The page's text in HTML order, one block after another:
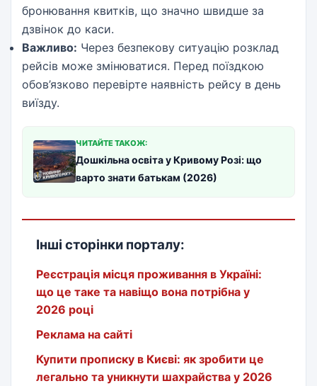
бронювання квитків, що значно швидше за
дзвінок до каси.
Важливо: Через безпекову ситуацію розклад
рейсів може змінюватися. Перед поїздкою
обов’язково перевірте наявність рейсу в день
виїзду.
ЧИТАЙТЕ ТАКОЖ:
Дошкільна освіта у Кривому Розі: що
варто знати батькам (2026)
Інші сторінки порталу:
Реєстрація місця проживання в Україні:
що це таке та навіщо вона потрібна у
2026 році
Реклама на сайті
Купити прописку в Києві: як зробити це
легально та уникнути шахрайства у 2026